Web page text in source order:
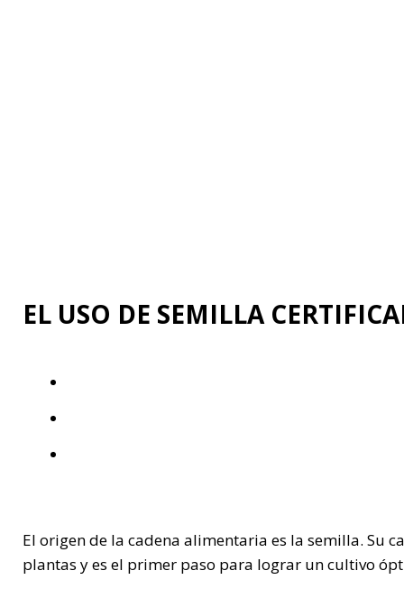
EL USO DE SEMILLA
El origen de la cadena alimentaria es la semilla. Su
plantas y es el primer paso para lograr un cultivo